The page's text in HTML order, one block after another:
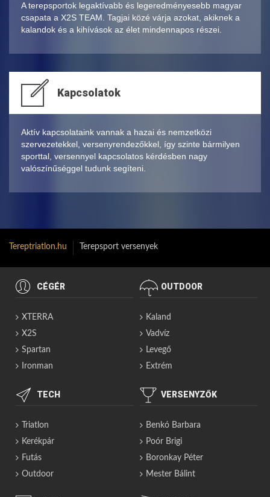
A terepsportok legaktívabb és legeredményesebb magyar
csapata a X2S TEAM. Tagjai közé várja azokat, akiknek a
kalandok és a kihívások az élet mindennapos részei.
Kapcsolatok
Aktív kapcsolataink vannak a hazai és nemzetközi
szervezetekkel, versenyrendezőkkel, így szinte bármilyen
sporttal, versennyel kapcsolatos kérdésben nagy
valószínűséggel tudunk segíteni.
Tereptriatlon.hu Terepsport versenyek
CÉGÉR
XTERRA
X2S
Spartan
Ironman
OUTDOOR
Kaland
Vadvíz
Levegő
Extrém
TECH
Triatlon
Kerékpár
Futás
Outdoor
VERSENYZŐK
Benkó Barbara
Poór Brigi
Boronkay Péter
Mester Bálint